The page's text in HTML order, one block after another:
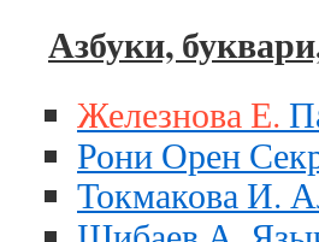
Азбуки,
Железнова Е.
Рони Орен
Токмакова И.